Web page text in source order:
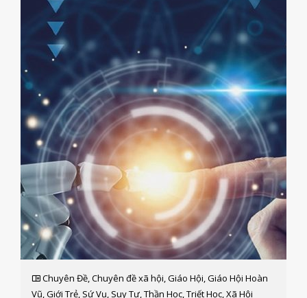
tác, công việc và tiềm năng là tương lai của chúng ta.
Sự hiện diện ngày càng tăng của AI trong các lĩnh vực
đa dạng như y tế, giáo dục, kinh tế hay quốc phòng
đặt ra những câu hỏi cơ bản. Đức Thánh Cha Phanxicô
đã gọi giai đoạn này là một "sự thay đổi thời đại" ,
nhấn mạnh chiều sâ...
Chuyên Đề,Chuyên đề xã hội,Giáo Hội,Giáo Hội Hoàn
Vũ,Giới Trẻ, Sứ Vụ, Suy Tư,Thần Học,Triết Học,Xã Hội